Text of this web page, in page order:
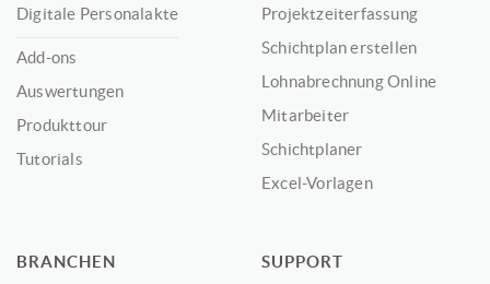
Digitale Personalakte
Add-ons
Auswertungen
Produkttour
Tutorials
Projektzeiterfassung
Schichtplan erstellen
Lohnabrechnung Online
Mitarbeiter
Schichtplaner
Excel-Vorlagen
BRANCHEN
SUPPORT